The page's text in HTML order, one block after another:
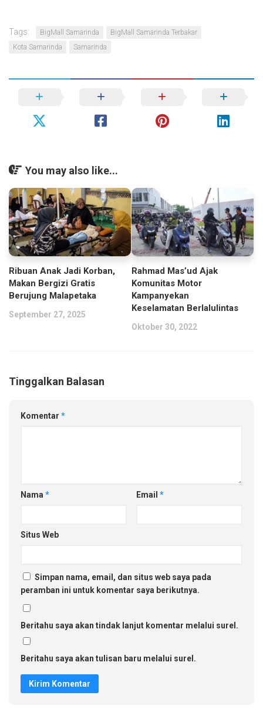
Tags: BigMall Samarinda
BigMall Samarinda Terbakar
Kota Samarinda
Samarinda
You may also like...
Ribuan Anak Jadi Korban,
Makan Bergizi Gratis
Berujung Malapetaka
September 27, 2025
Rahmad Mas’ud Ajak
Komunitas Motor
Kampanyekan
Keselamatan Berlalulintas
Oktober 30, 2022
Tinggalkan Balasan
Komentar *
Nama* Email *
Situs Web
Simpan nama, email, dan situs web saya pada
peramban ini untuk komentar saya berikutnya.
Beritahu saya akan tindak lanjut komentar melalui surel.
Beritahu saya akan tulisan baru melalui surel.